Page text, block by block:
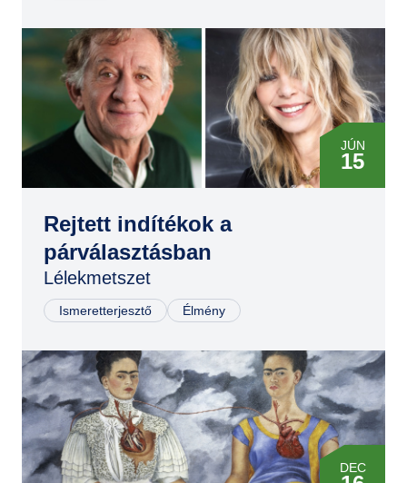
JÚN
15
Rejtett indítékok a
párválasztásban
Lélekmetszet
Ismeretterjesztő Élmény
DEC